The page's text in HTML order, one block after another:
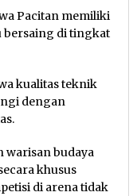
Pacitan memiliki
bersaing di tingkat
kualitas teknik
dengan
warisan budaya
khusus
di arena tidak